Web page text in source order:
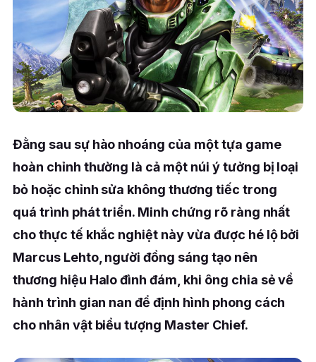
Đằng sau sự hào nhoáng của một tựa game
hoàn chỉnh thường là cả một núi ý tưởng bị loại
bỏ hoặc chỉnh sửa không thương tiếc trong
quá trình phát triển. Minh chứng rõ ràng nhất
cho thực tế khắc nghiệt này vừa được hé lộ bởi
Marcus Lehto, người đồng sáng tạo nên
thương hiệu Halo đình đám, khi ông chia sẻ về
hành trình gian nan để định hình phong cách
cho nhân vật biểu tượng Master Chief.